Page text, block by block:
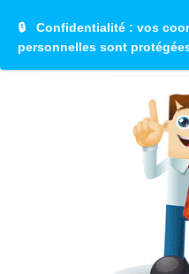
🔒 Confidentialité : vos
personnelles sont